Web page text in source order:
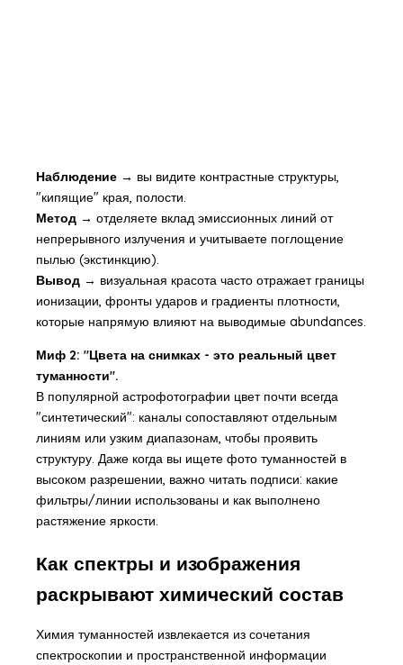
Наблюдение → вы видите контрастные структуры,
"кипящие" края, полости.
Метод → отделяете вклад эмиссионных линий от
непрерывного излучения и учитываете поглощение
пылью (экстинкцию).
Вывод → визуальная красота часто отражает границы
ионизации, фронты ударов и градиенты плотности,
которые напрямую влияют на выводимые abundances.
Миф 2: "Цвета на снимках - это реальный цвет
туманности".
В популярной астрофотографии цвет почти всегда
"синтетический": каналы сопоставляют отдельным
линиям или узким диапазонам, чтобы проявить
структуру. Даже когда вы ищете фото туманностей в
высоком разрешении, важно читать подписи: какие
фильтры/линии использованы и как выполнено
растяжение яркости.
Как спектры и изображения
раскрывают химический состав
Химия туманностей извлекается из сочетания
спектроскопии и пространственной информации